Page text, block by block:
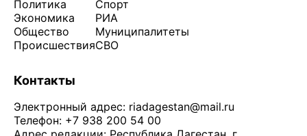
Политика
Экономика
Общество
Происшествия
Спорт
РИА
Муниципалитеты
СВО
Контакты
Электронный адрес: riadagestan@mail.ru
Телефон: +7 938 200 54 00